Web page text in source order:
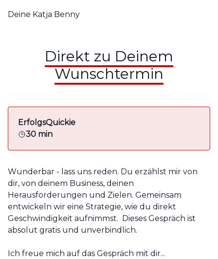
Deine Katja Benny
Direkt zu Deinem
Wunschtermin
ErfolgsQuickie
30 min
Wunderbar - lass uns reden. Du erzählst mir von
dir, von deinem Business, deinen
Herausforderungen und Zielen. Gemeinsam
entwickeln wir eine Strategie, wie du direkt
Geschwindigkeit aufnimmst. Dieses Gespräch ist
absolut gratis und unverbindlich.
Ich freue mich auf das Gespräch mit dir...